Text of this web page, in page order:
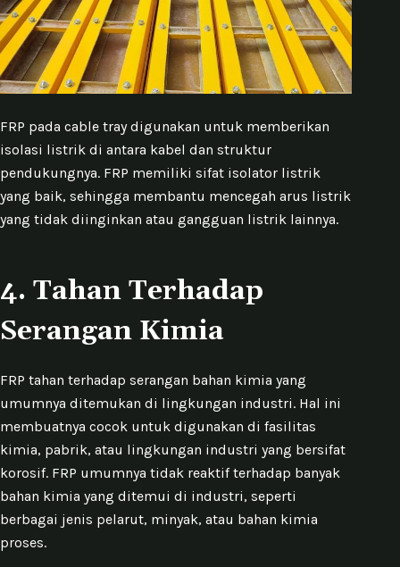
FRP pada cable tray digunakan untuk memberikan
isolasi listrik di antara kabel dan struktur
pendukungnya. FRP memiliki sifat isolator listrik
yang baik, sehingga membantu mencegah arus listrik
yang tidak diinginkan atau gangguan listrik lainnya.
4. Tahan Terhadap
Serangan Kimia
FRP tahan terhadap serangan bahan kimia yang
umumnya ditemukan di lingkungan industri. Hal ini
membuatnya cocok untuk digunakan di fasilitas
kimia, pabrik, atau lingkungan industri yang bersifat
korosif. FRP umumnya tidak reaktif terhadap banyak
bahan kimia yang ditemui di industri, seperti
berbagai jenis pelarut, minyak, atau bahan kimia
proses.